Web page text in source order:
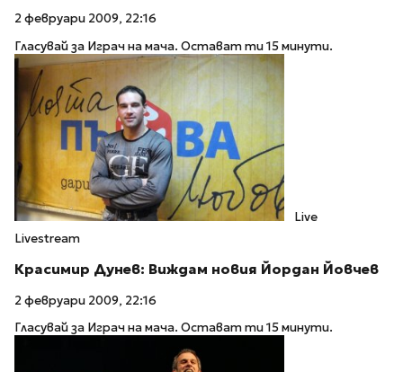
2 февруари 2009, 22:16
Гласувай за Играч на мача. Остават ти 15 минути.
Live
Livestream
Красимир Дунев: Виждам новия Йордан Йовчев
2 февруари 2009, 22:16
Гласувай за Играч на мача. Остават ти 15 минути.